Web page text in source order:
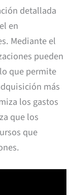
detallada
en
Mediante el
pueden
que permite
más
los gastos
que los
que